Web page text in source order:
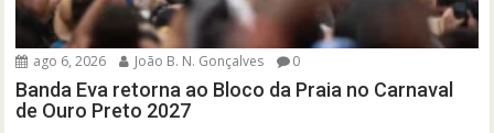
ago 6, 2026 João B. N. Gonçalves 0
Banda Eva retorna ao Bloco da Praia no Carnaval
de Ouro Preto 2027